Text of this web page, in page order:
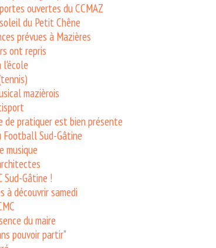
ouvertes du CCMAZ
du Petit Chêne
prévues à Mazières
ont repris
mazièrois
de pratiquer est bien présente
Football Sud-Gâtine
musique
Sud-Gâtine !
à découvrir samedi
du maire
pouvoir partir"